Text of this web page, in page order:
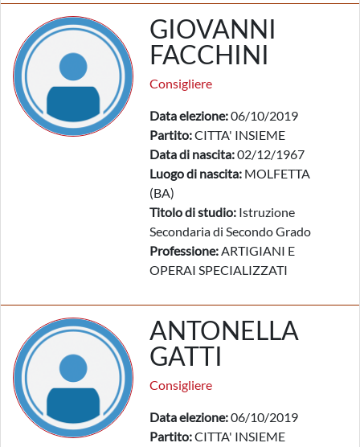
GIOVANNI
FACCHINI
Consigliere
Data elezione:06/10/2019
Partito:CITTA' INSIEME
Data di nascita:02/12/1967
Luogo di nascita: MOLFETTA
(BA)
Titolo di studio: Istruzione
Secondaria di Secondo Grado
Professione:ARTIGIANI E
OPERAI SPECIALIZZATI
ANTONELLA
GATTI
Consigliere
Data elezione:06/10/2019
Partito:CITTA' INSIEME